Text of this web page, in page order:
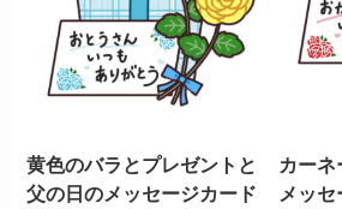
黄色のバラとプレゼントと
父の日のメッセージカード
カー
メッ